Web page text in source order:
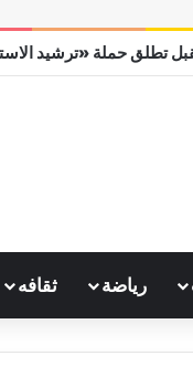
تطلق حملة «ترشيد
رياضة ثقافه